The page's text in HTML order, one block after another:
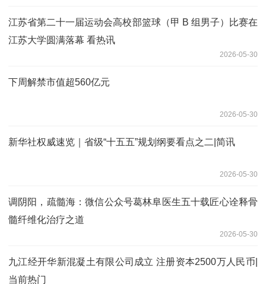
江苏省第二十一届运动会高校部篮球（甲 B 组男子）比赛在
江苏大学圆满落幕 看热讯
2026-05-30
下周解禁市值超560亿元
2026-05-30
新华社权威速览｜省级“十五五”规划纲要看点之二|简讯
2026-05-30
调阴阳，疏髓海：微信公众号葛林阜医生五十载匠心诠释骨
髓纤维化治疗之道
2026-05-30
九江经开华新混凝土有限公司成立 注册资本2500万人民币|
当前热门